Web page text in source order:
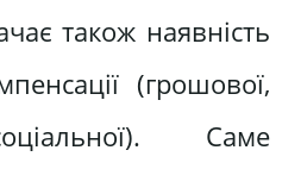
також наявність
(грошової,
Саме